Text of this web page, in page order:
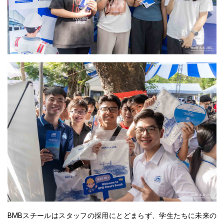
BMBスチールはスタッフの採用にとどまらず、学生たちに未来の